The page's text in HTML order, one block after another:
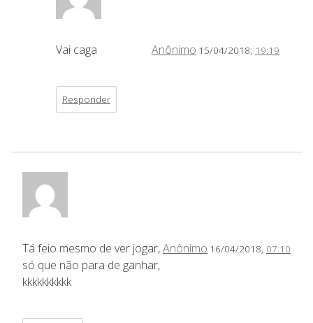
Anônimo 15/04/2018, 19:19
Vai caga
Responder
Anônimo 16/04/2018, 07:10
Tá feio mesmo de ver jogar,
só que não para de ganhar,
kkkkkkkkkk